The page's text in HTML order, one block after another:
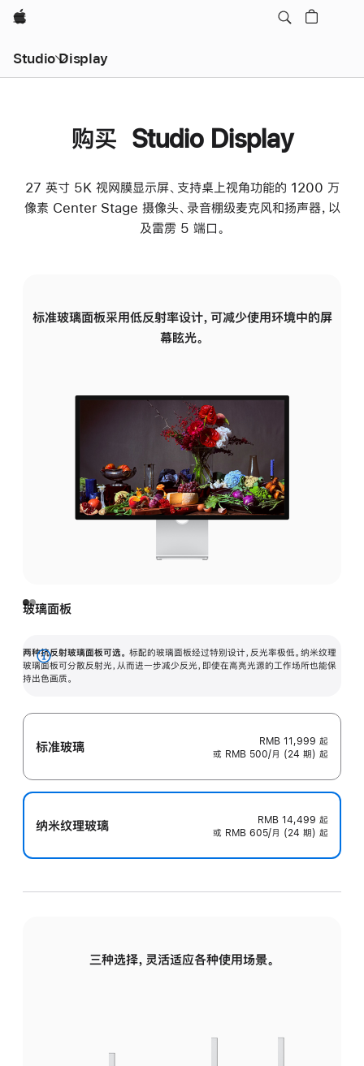
Apple
Studio Display
购买 Studio Display
27 英寸 5K 视网膜显示屏、支持桌上视角功能的 1200 万
像素 Center Stage 摄像头、录音棚级麦克风和扬声器，以
及雷雳 5 端口。
标准玻璃面板采用低反射率设计，可减少使用环境中的屏
幕眩光。
玻璃面板
两种抗反射玻璃面板可选。 标配的玻璃面板经过特别设计，反光率极低。纳米纹理
玻璃面板可分散反射光，从而进一步减少反光，即使在高亮光源的工作场所也能保
持出色画质。
展
开
标准玻璃 RMB 11,999 起
或 RMB 500/月 (24 期) 起
纳米纹理玻璃 RMB 14,499 起
或 RMB 605/月 (24 期) 起
三种选择，灵活适应各种使用场景。